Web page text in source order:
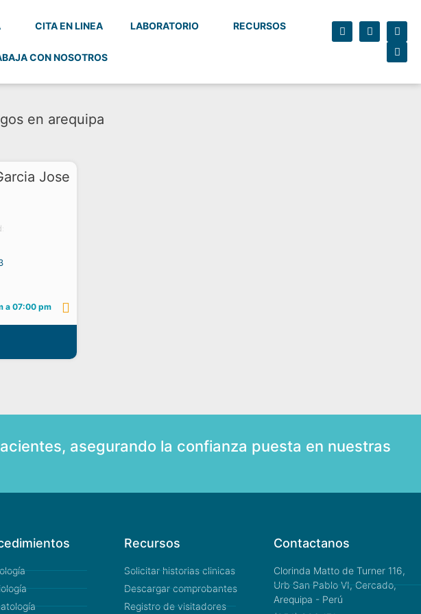
CITA EN LINEA LABORATORIO RECURSOS
CON NOSOTROS
en arequipa
Jose
a 07:00 pm
asegurando la confianza puesta en nuestras
Recursos
Solicitar historias clinicas
Descargar comprobantes
Registro de visitadores
Contactanos
Clorinda Matto de Turner 116,
Urb San Pablo VI, Cercado,
Arequipa - Perú